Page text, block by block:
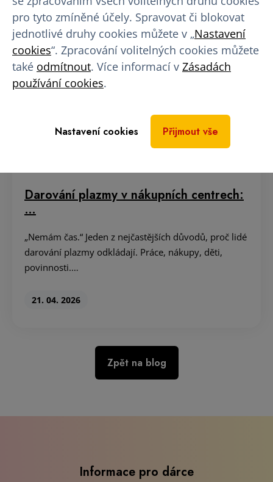
Darování plazmy v nákupních centrech:
…
„Nemám čas.“ Jeden z nejčastějších důvodů, proč lidé
darování plazmy odkládají. Práce, nákupy, děti,
povinnosti.…
21. 04. 2026
Zpět na blog
Informace pro dárce
pro tyto zmíněné účely. Spravovat či blokovat
jednotlivé druhy cookies můžete v „Nastavení
cookies“. Zpracování volitelných cookies můžete
také odmítnout. Více informací v Zásadách
používání cookies.
Nastavení cookies Přijmout vše